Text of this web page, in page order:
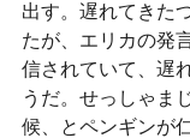
出す。遅れてきた
たが、エリカの発
信されていて、遅
うだ。せっしゃま
候、とペンギンが